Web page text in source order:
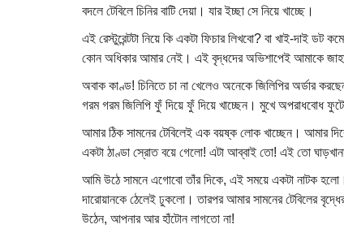
বদলে টেবিলে চিনির বাটি দেয়া। যার ইচ্ছা সে নিয়ে খাচ্ছে।
এই রেস্টুরেন্টটা নিয়ে কি একটা ফিচার লিখবো? বা খাই-দাই
কোন অধিকার আমার নেই। এই বৃদ্ধদের অভিশাপেই আমাকে
অবাক কাণ্ড! চিনিতে চা না খেলেও অনেকে জিলিপির অর্ডার
গরম গরম জিলিপি ফুঁ দিয়ে ফুঁ দিয়ে খাচ্ছেন। মুখে অপরাধবোধ ফুটে
আমার ঠিক সামনের টেবিলেই এক বয়ষ্ক লোক খাচ্ছেন। আমার
একটা ঠাণ্ডা স্রোত বয়ে গেলো! এটা আব্বাই তো! এই তো
আমি উঠে সামনে এগোবো তাঁর দিকে, এই সময়ে একটা নাটক
দারোয়ানকে ঠেলেই ঢুকলো। তারপর আমার সামনের টেবিলের
উঠেন, আপনার আর হাঁটোন লাগতো না!